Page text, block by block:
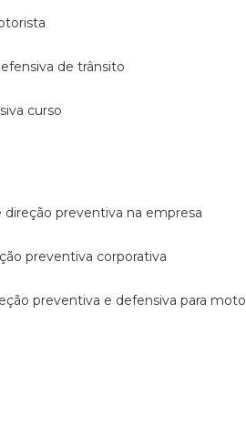
de trânsito
curso
direção preventiva na empresa
preventiva corporativa
preventiva e defensiva para moto